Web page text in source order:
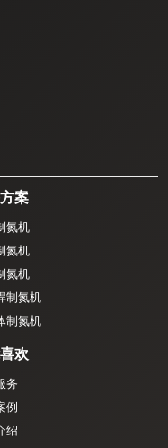
案
氮机
氮机
氮机
制氮机
制氮机
欢
务
例
绍